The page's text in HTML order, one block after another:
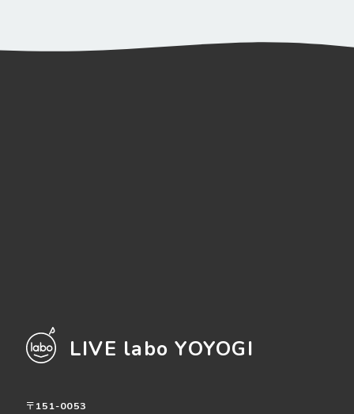
LIVE labo YOYOGI
〒151-0053